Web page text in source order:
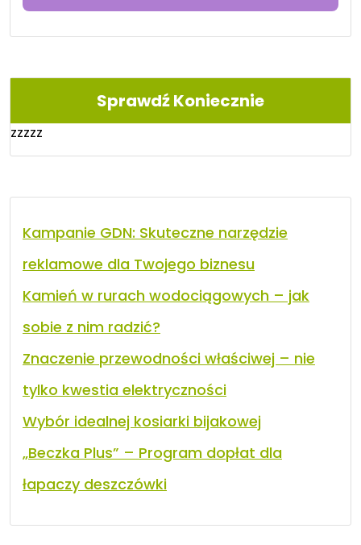
Sprawdź Koniecznie
zzzzz
Kampanie GDN: Skuteczne narzędzie
reklamowe dla Twojego biznesu
Kamień w rurach wodociągowych – jak
sobie z nim radzić?
Znaczenie przewodności właściwej – nie
tylko kwestia elektryczności
Wybór idealnej kosiarki bijakowej
„Beczka Plus” – Program dopłat dla
łapaczy deszczówki